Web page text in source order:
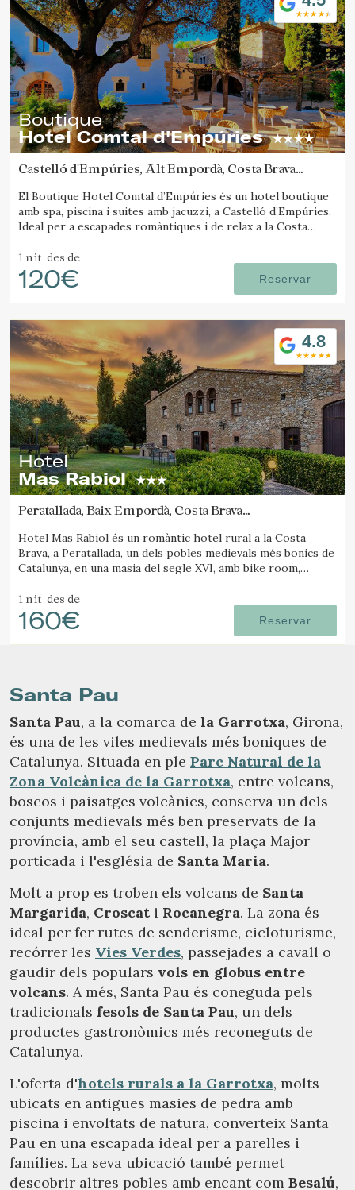
Boutique
Hotel Comtal d'Empúries
Castelló d'Empúries, Alt Empordà, Costa Brava
El Boutique Hotel Comtal d’Empúries és un hotel boutique
amb spa, piscina i suites amb jacuzzi, a Castelló d’Empúries.
Ideal per a escapades romàntiques i de relax a la Costa
1 nit des de
120€ Reservar
4.8
Hotel
Mas Rabiol
Peratallada, Baix Empordà, Costa Brava
Hotel Mas Rabiol és un romàntic hotel rural a la Costa
Brava, a Peratallada, un dels pobles medievals més bonics de
Catalunya, en una masia del segle XVI, amb bike room,
1 nit des de
160€ Reservar
Santa Pau
Santa Pau, a la comarca de la Garrotxa, Girona,
és una de les viles medievals més boniques de
Catalunya. Situada en ple Parc Natural de la
Zona Volcànica de la Garrotxa, entre volcans,
boscos i paisatges volcànics, conserva un dels
conjunts medievals més ben preservats de la
província, amb el seu castell, la plaça Major
porticada i l'església de Santa Maria.
Molt a prop es troben els volcans de Santa
Margarida, Croscat i Rocanegra. La zona és
ideal per fer rutes de senderisme, cicloturisme,
recórrer les Vies Verdes, passejades a cavall o
gaudir dels populars vols en globus entre
volcans. A més, Santa Pau és coneguda pels
tradicionals fesols de Santa Pau, un dels
productes gastronòmics més reconeguts de
Catalunya.
L'oferta d'hotels rurals a la Garrotxa, molts
ubicats en antigues masies de pedra amb
piscina i envoltats de natura, converteix Santa
Pau en una escapada ideal per a parelles i
famílies. La seva ubicació també permet
descobrir altres pobles amb encant com Besalú,